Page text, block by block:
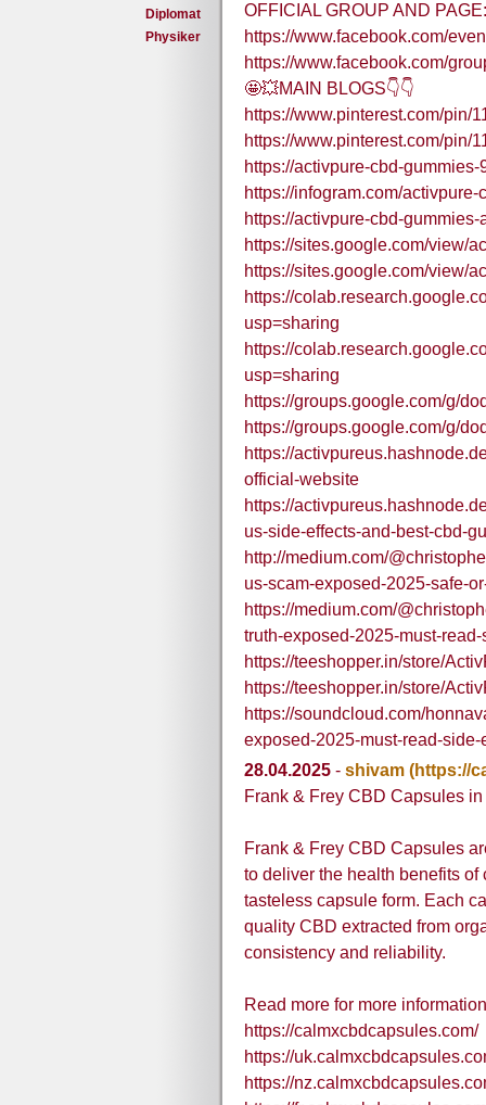
Diplomat
Physiker
OFFICIAL GROUP AND PAGE:
https://www.facebook.com/
https://www.facebook.com/
🤩💥MAIN BLOGS👇👇
https://www.pinterest.com/pin/
https://www.pinterest.com/pin/
https://activpure-cbd-
https://infogram.com/
https://activpure-cbd-
https://sites.google.com/view/
https://sites.google.com/view/
https://
usp=sharing
https://
usp=sharing
https://groups.google.com/g/
https://groups.google.com/g/
https://
official-website
https://
us-side-effects-and-best-cbd-
http://medium.com/
us-scam-exposed-2025-safe-
https://medium.com/
truth-exposed-2025-must-
https://teeshopper.in/store/
https://teeshopper.in/store/
https://soundcloud.com/
exposed-2025-must-read-side-
28.04.2025 - shivam (https://
Frank & Frey CBD Capsules
Frank & Frey CBD Capsules
to deliver the health benefits
tasteless capsule form. Each
quality CBD extracted from
consistency and reliability.
Read more for more
https://calmxcbdcapsules.com/
https://
https://